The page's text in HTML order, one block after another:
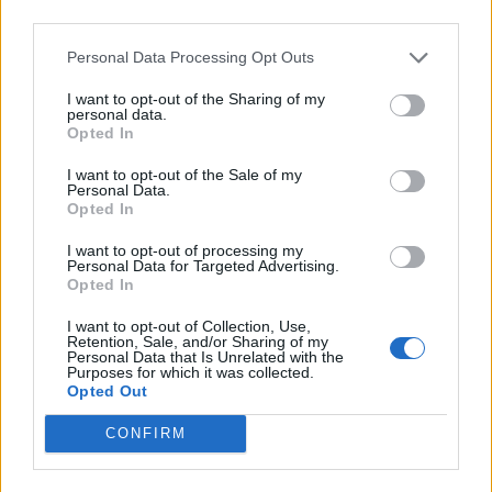
Personal Data Processing Opt Outs
I want to opt-out of the Sharing of my
personal data.
Opted In
I want to opt-out of the Sale of my
Personal Data.
Opted In
I want to opt-out of processing my
Personal Data for Targeted Advertising.
Opted In
I want to opt-out of Collection, Use,
Retention, Sale, and/or Sharing of my
Personal Data that Is Unrelated with the
Purposes for which it was collected.
Opted Out
CONFIRM
rispetto alla graduatoria finale della scorsa
stagione.
Juventusè la squadra con meno problemi in
assoluto. Togliendo i cinque Under 22 (